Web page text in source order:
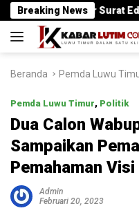
Langsung
ke
konten
Breaking News
Surat Edaran Bupati
Beranda Pemda Luwu
Pemda Luwu Timur, Politik
Dua Calon
Sampaikan
Pemahaman
Admin
Februari 20, 2023